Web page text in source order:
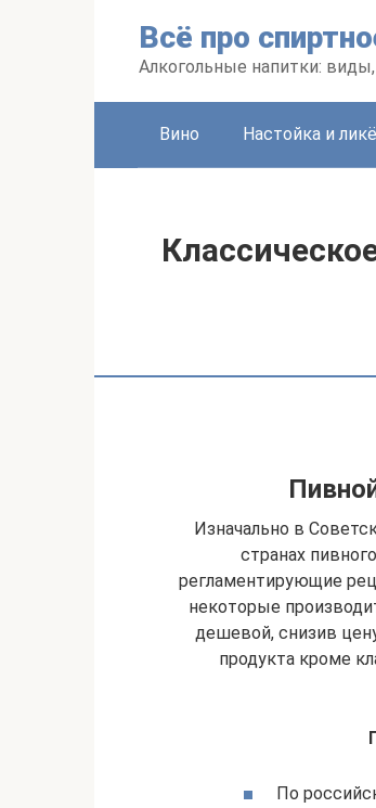
Всё про
Алкогольные напитки:
Вино Настойка и
Изначально в
странах
регламентирующие
некоторые
дешевой, снизив
продукта кроме
По